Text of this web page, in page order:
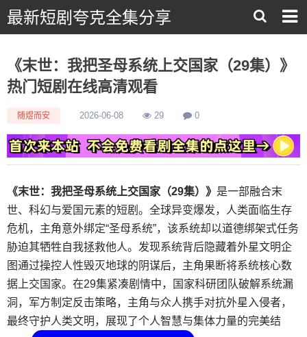
最新短剧夸克全集分享
《末世：我把圣母系统上交国家（29集）》
热门短剧在线高清观看
随煜而安 2026-06-08 29 0
《末世：我把圣母系统上交国家（29集）》 是一部融合末
世、科幻与爱国元素的短剧。全球异变爆发，人类面临生存
危机，主角意外绑定“圣母系统”，该系统却以道德绑架式任务
胁迫其牺牲自我拯救他人。发现系统背后隐藏着外星文明企
图通过操控人性毁灭地球的阴谋后，主角果断将系统核心数
据上交国家。在29集紧凑剧情中，国家科研团队破解系统漏
洞，军方制定反击策略，主角与众人携手对抗外星入侵者，
最终守护人类文明，展现了个人智慧与集体力量的完美结